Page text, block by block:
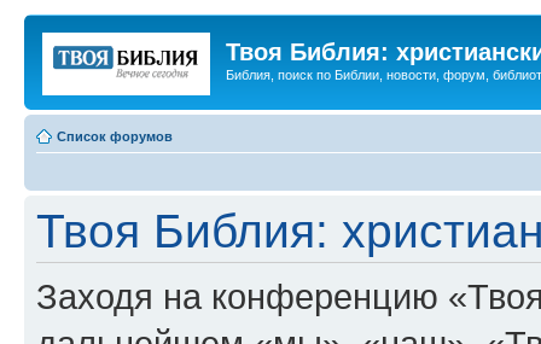
Твоя Библия:
Библия, поиск по Библии, новости, форум,
Список форумов
Твоя Библия:
Заходя на конференцию